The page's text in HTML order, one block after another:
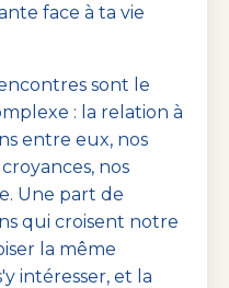
face à ta vie
sont le
: la relation à
entre eux, nos
nos
Une part de
qui croisent notre
la même
intéresser, et la